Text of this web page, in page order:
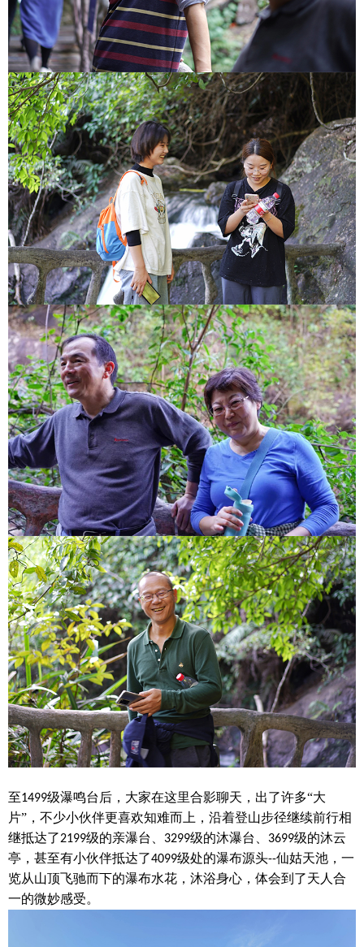
至1499级瀑鸣台后， 大家在这里合影聊天，出了许多“大
片”，不少小伙伴更喜欢知难而上 ， 沿着登山步径继续前行相
继抵达了2199级的亲瀑台 3299级的沐瀑台 3699级的沐云
亭 ，甚至有小伙伴抵达了4099级处的瀑布源头--仙姑天池 ，一
览从山顶飞驰而下的瀑布水花，沐浴身心 ， 体会到 了天人合
一的微妙感受。